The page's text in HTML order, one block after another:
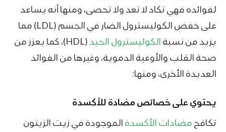
لفوائده فهي تكاد لا تعد ولا تحصى، ومنها أنه يساعد
على خفض الكوليسترول الضار في الجسم (LDL) مما
يزيد من نسبة الكوليسترول الجيد
(HDL)، كما يعزز من
صحة القلب والأوعية الدموية، وغيرها من الفوائد
العديدة الأخرى، ومنها:
يحتوي على خصائص مضادة للأكسدة
تكافح مضادات الأكسدة الموجودة في زيت الزيتون